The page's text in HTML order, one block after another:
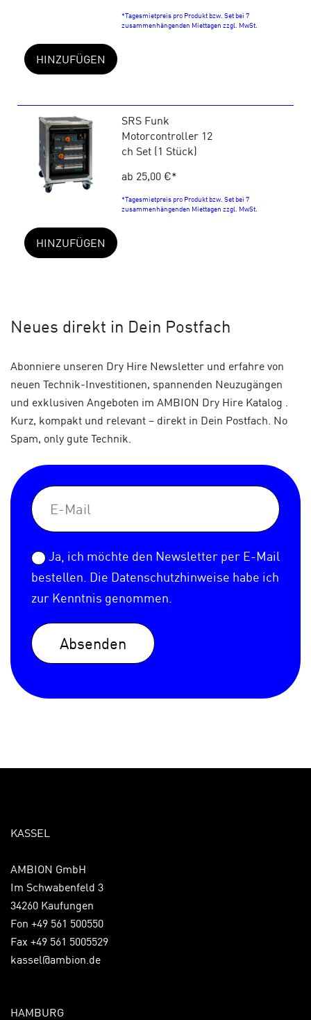
*Tagesmietpreis pro Produkt bzw. Set bei 7
zusammenhängenden Miettagen zzgl. MwSt.
HINZUFÜGEN
SRS Funk
Motorcontroller 12
ch Set (1 Stück)
ab 25,00 €*
*Tagesmietpreis pro Produkt bzw. Set bei 7
zusammenhängenden Miettagen zzgl. MwSt.
HINZUFÜGEN
Neues direkt in Dein Postfach
Abonniere unseren Dry Hire Newsletter und erfahre von
neuen Technik-Investitionen, spannenden Neuzugängen
und exklusiven Angeboten im AMBION Dry Hire Katalog .
Kurz, kompakt und relevant – direkt in Dein Postfach. No
Spam, only gute Technik.
Ja, ich möchte den Newsletter per E-Mail
bestellen. Die Datenschutzhinweise habe ich
zur Kenntnis genommen.
Absenden
KASSEL
AMBION GmbH
Im Schwabenfeld 3
34260 Kaufungen
Fon +49 561 500550
Fax +49 561 5005529
kassel@ambion.de
HAMBURG